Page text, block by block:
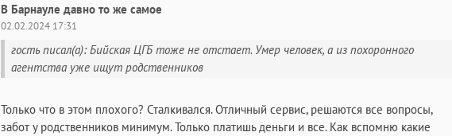
В Барнауле давно то же самое
02.02.2024 17:31
гость писал(а): Бийская ЦГБ тоже не отстает. Умер человек, а из похоронного
агентства уже ищут родственников
Только что в этом плохого? Сталкивался. Отличный сервис, решаются все вопросы,
забот у родственников минимум. Только платишь деньги и все. Как вспомню какие